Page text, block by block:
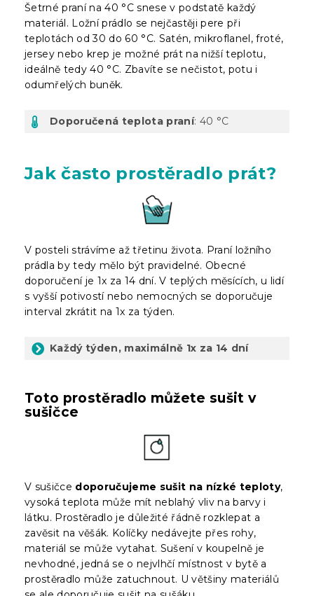
Šetrné praní na 40 °C snese v podstatě každý
materiál. Ložní prádlo se nejčastěji pere při
teplotách od 30 do 60 °C. Satén, mikroflanel, froté,
jersey nebo krep je možné prát na nižší teplotu,
ideálně tedy 40 °C. Zbavíte se nečistot, potu i
odumřelých buněk.
Doporučená teplota praní: 40 °C
Jak často prostěradlo prát?
V posteli strávíme až třetinu života. Praní ložního
prádla by tedy mělo být pravidelné. Obecné
doporučení je 1x za 14 dní. V teplých měsících, u lidí
s vyšší potivostí nebo nemocných se doporučuje
interval zkrátit na 1x za týden.
Každý týden, maximálně 1x za 14 dní
Toto prostěradlo můžete sušit v
sušičce
V sušičce doporučujeme sušit na nízké teploty,
vysoká teplota může mít neblahý vliv na barvy i
látku. Prostěradlo je důležité řádně rozklepat a
zavěsit na věšák. Kolíčky nedávejte přes rohy,
materiál se může vytahat. Sušení v koupelně je
nevhodné, jedná se o nejvlhčí místnost v bytě a
prostěradlo může zatuchnout. U většiny materiálů